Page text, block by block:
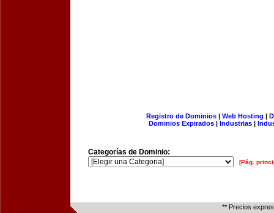
Registro de Dominios| Web Hosting |
Dominios Expirados | Industrias |
Categorías de Dominio:
[Pág.
** Precios